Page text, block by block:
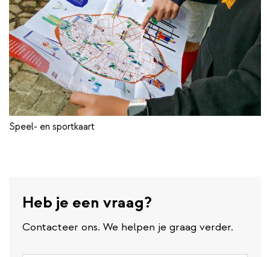
Speel- en sportkaart
Heb je een vraag?
Contacteer ons. We helpen je graag verder.